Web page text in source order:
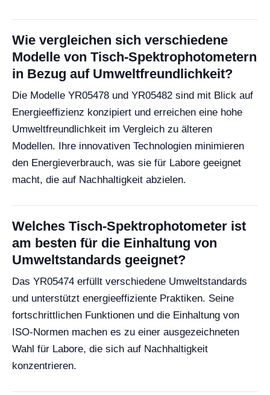
Wie vergleichen sich verschiedene
Modelle von Tisch-Spektrophotometern
in Bezug auf Umweltfreundlichkeit?
Die Modelle YR05478 und YR05482 sind mit Blick auf
Energieeffizienz konzipiert und erreichen eine hohe
Umweltfreundlichkeit im Vergleich zu älteren
Modellen. Ihre innovativen Technologien minimieren
den Energieverbrauch, was sie für Labore geeignet
macht, die auf Nachhaltigkeit abzielen.
Welches Tisch-Spektrophotometer ist
am besten für die Einhaltung von
Umweltstandards geeignet?
Das YR05474 erfüllt verschiedene Umweltstandards
und unterstützt energieeffiziente Praktiken. Seine
fortschrittlichen Funktionen und die Einhaltung von
ISO-Normen machen es zu einer ausgezeichneten
Wahl für Labore, die sich auf Nachhaltigkeit
konzentrieren.